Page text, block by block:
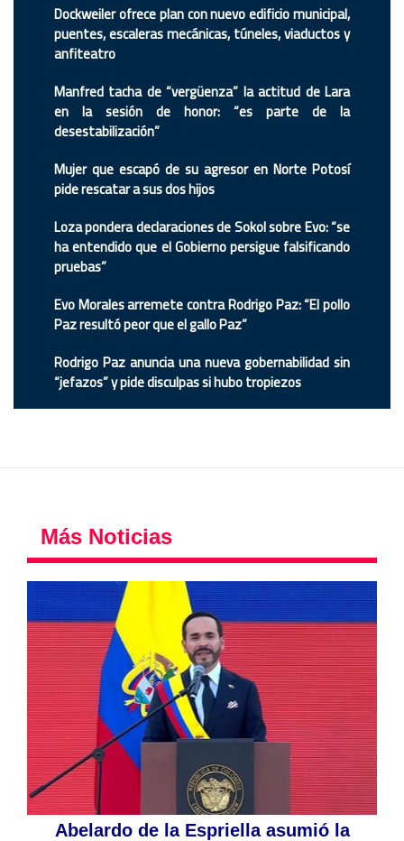
Dockweiler ofrece plan con nuevo edificio municipal,
puentes, escaleras mecánicas, túneles, viaductos y
anfiteatro
Manfred tacha de “vergüenza” la actitud de Lara
en la sesión de honor: “es parte de la
desestabilización”
Mujer que escapó de su agresor en Norte Potosí
pide rescatar a sus dos hijos
Loza pondera declaraciones de Sokol sobre Evo: “se
ha entendido que el Gobierno persigue falsificando
pruebas”
Evo Morales arremete contra Rodrigo Paz: “El pollo
Paz resultó peor que el gallo Paz”
Rodrigo Paz anuncia una nueva gobernabilidad sin
“jefazos” y pide disculpas si hubo tropiezos
Más Noticias
Abelardo de la Espriella asumió la